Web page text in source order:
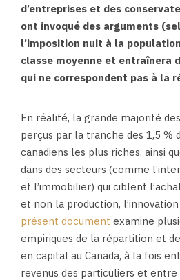
d’entreprises et des
ont invoqué des arguments
l’imposition nuit à la
classe moyenne et entraînera
qui ne correspondent pas à la
En réalité, la grande majorité
perçus par la tranche des 1,5 %
canadiens les plus riches, ainsi
dans des secteurs (comme
et l’immobilier) qui ciblent
et non la production,
présent document examine
empiriques de la répartition et
en capital au Canada, à la fois
revenus des particuliers et